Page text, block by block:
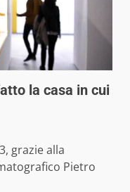
la casa in cui
grazie alla
Pietro